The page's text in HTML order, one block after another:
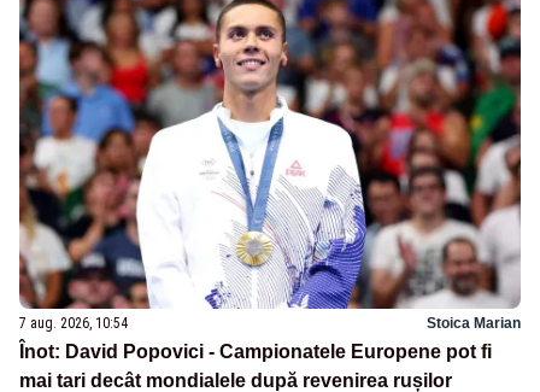
7 aug. 2026, 10:54 Stoica Marian
Înot: David Popovici - Campionatele Europene pot fi
mai tari decât mondialele după revenirea rușilor